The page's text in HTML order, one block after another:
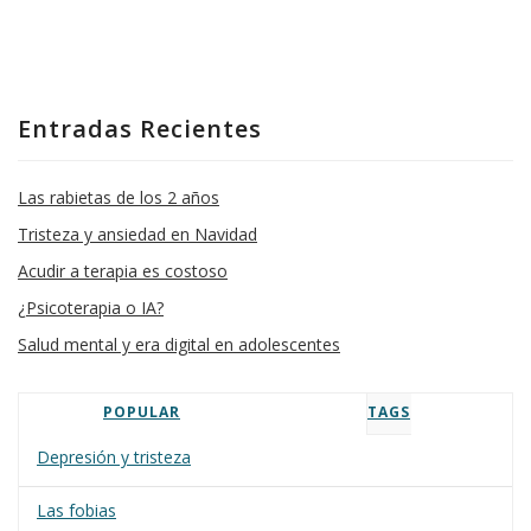
Entradas Recientes
Las rabietas de los 2 años
Tristeza y ansiedad en Navidad
Acudir a terapia es costoso
¿Psicoterapia o IA?
Salud mental y era digital en adolescentes
POPULAR TAGS
Depresión y tristeza
Las fobias